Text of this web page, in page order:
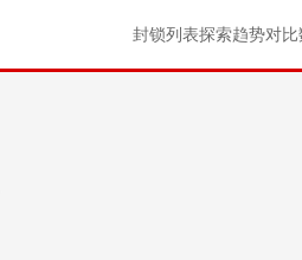
封锁列表探索趋势对比